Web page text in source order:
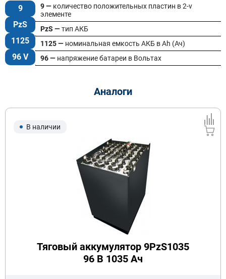
9
PzS
1125
96 V
96 — напряжение батареи в Вольтах
9 — количество положительных пластин в 2-v
элементе
1125 — номинальная емкость АКБ в Ah (Ач)
PzS —тип АКБ
Аналоги
В наличии
Тяговый аккумулятор 9PzS1035
96 В 1035 Ач